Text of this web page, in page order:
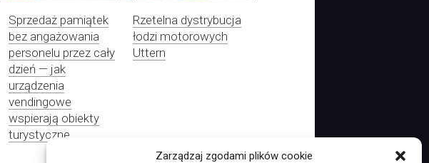
Zarządzaj zgodami plików cookie
Sprzedaż pamiątek
bez angażowania
personelu przez cały
dzień — jak
urządzenia
vendingowe
wspierają obiekty
turystyczne
Rzetelna dystrybucja
łodzi motorowych
Uttern